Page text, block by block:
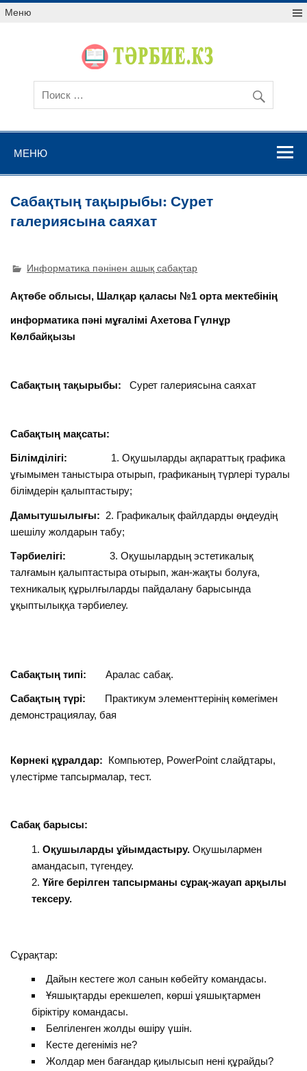
Меню
МЕНЮ
Сабақтың тақырыбы: Сурет
галериясына саяхат
Информатика пәнінен ашық сабақтар
Ақтөбе облысы, Шалқар қаласы №1 орта мектебінің
информатика пәні мұғалімі Ахетова Гүлнұр
Көлбайқызы
Сабақтың тақырыбы: Сурет галериясына саяхат
Сабақтың мақсаты:
Білімділігі: 1. Оқушыларды ақпараттық графика
ұғымымен таныстыра отырып, графиканың түрлері туралы
білімдерін қалыптастыру;
Дамытушылығы: 2. Графикалық файлдарды өңдеудің
шешілу жолдарын табу;
Тәрбиелігі:3. Оқушылардың эстетикалық
талғамын қалыптастыра отырып, жан-жақты болуға,
техникалық құрылғыларды пайдалану барысында
ұқыптылыққа тәрбиелеу.
Сабақтың типі: Аралас сабақ.
Сабақтың түрі: Практикум элементтерінің көмегімен
демонстрациялау, бая
Көрнекі құралдар: Компьютер, PowerPoint слайдтары,
үлестірме тапсырмалар, тест.
Сабақ барысы:
Оқушыларды ұйымдастыру.Оқушылармен
амандасып, түгендеу.
Үйге берілген тапсырманы сұрақ-жауап арқылы
тексеру.
Сұрақтар:
Дайын кестеге жол санын көбейту командасы.
Ұяшықтарды ерекшелеп, көрші ұяшықтармен
біріктіру командасы.
Белгіленген жолды өшіру үшін.
Кесте дегеніміз не?
Жолдар мен бағандар қиылысып нені құрайды?